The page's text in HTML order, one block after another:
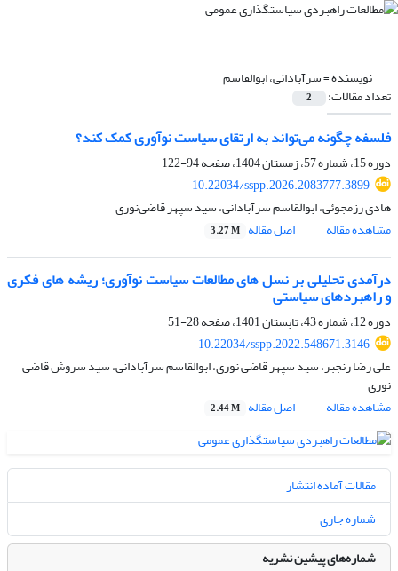
نویسنده =سرآبادانی، ابوالقاسم
تعداد مقالات: 2
فلسفه چگونه می‌تواند به ارتقای سیاست نوآوری کمک کند؟
دوره 15، شماره 57، زمستان 1404، صفحه
94-122
10.22034/sspp.2026.2083777.3899
هادی رزمجوئی، ابوالقاسم سرآبادانی، سید سپهر قاضی‌نوری
مشاهده مقاله
اصل مقاله 3.27 M
درآمدی تحلیلی بر نسل های مطالعات سیاست نوآوری؛ ریشه های فکری
و راهبردهای سیاستی
دوره 12، شماره 43، تابستان 1401، صفحه
28-51
10.22034/sspp.2022.548671.3146
علی رضا رنجبر، سید سپهر قاضی نوری، ابوالقاسم سرآبادانی، سید سروش قاضی
نوری
مشاهده مقاله
اصل مقاله 2.44 M
مقالات آماده انتشار
شماره جاری
شماره‌های پیشین نشریه